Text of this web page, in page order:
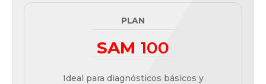
PLAN
SAM 100
Ideal para diagnósticos básicos y